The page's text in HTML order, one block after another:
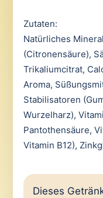
Zutaten:
Natürliches
(Citronensäure),
Trikaliumcitrat,
Aroma,
Stabilisatoren
Wurzelharz),
Pantothensäure,
Vitamin B12),
Dieses